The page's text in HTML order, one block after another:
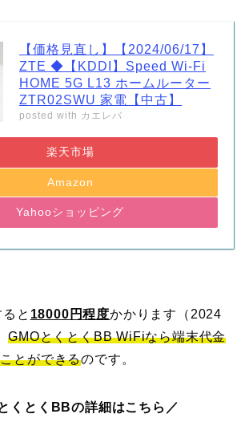
【価格見直し】【2024/06/17】
ZTE ◆【KDDI】Speed Wi-Fi
HOME 5G L13 ホームルーター
ZTR02SWU 家電【中古】
posted with カエレバ
楽天市場
Amazon
Yahooショッピング
と 18000円程度かかります（2024
GMOとくとくBB WiFiなら端末代金
とができるのです。
くとくBBの詳細はこちら／